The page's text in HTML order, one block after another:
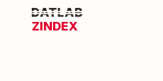
ZINDEX